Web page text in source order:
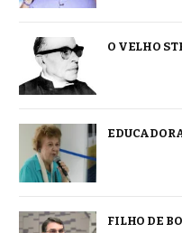
O VELHO
FILHO DE